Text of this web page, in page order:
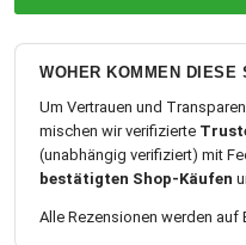
WOHER KOMMEN DIESE
Um Vertrauen und
mischen wir verifizierte
(unabhängig verifiziert) mit
bestätigten Shop-Käufen
Alle Rezensionen werden auf